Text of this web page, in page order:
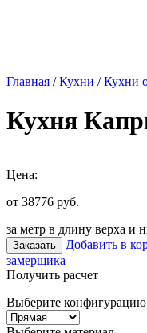
Главная /Кухни /Кухни
Кухня
Цена:
от 38776 руб.
за метр в длину верха и
Заказать Добавить в
замерщика
Получить расчет
Выберите конфигурацию